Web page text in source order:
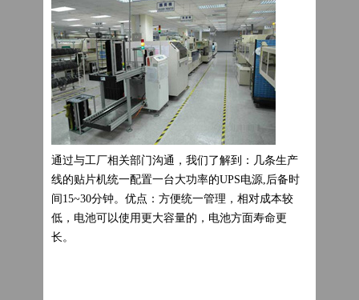
通过与工厂相关部门沟通，我们了解到：几条生产
线的贴片机统一配置一台大功率的UPS电源,后备时
间15~30分钟。优点：方便统一管理，相对成本较
低，电池可以使用更大容量的，电池方面寿命更
长。